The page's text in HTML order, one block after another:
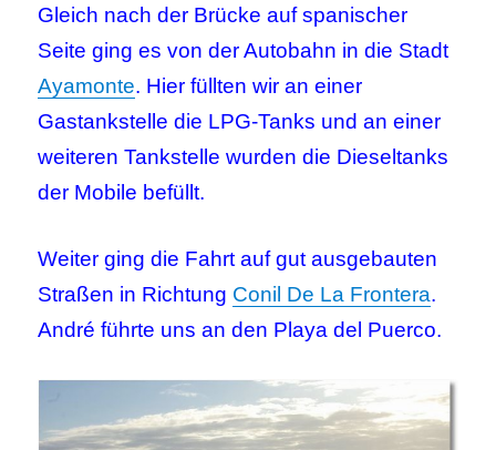
Gleich nach der Brücke auf spanischer
Seite ging es von der Autobahn in die Stadt
Ayamonte. Hier füllten wir an einer
Gastankstelle die LPG-Tanks und an einer
weiteren Tankstelle wurden die Dieseltanks
der Mobile befüllt.
Weiter ging die Fahrt auf gut ausgebauten
Straßen in Richtung Conil De La Frontera.
André führte uns an den Playa del Puerco.